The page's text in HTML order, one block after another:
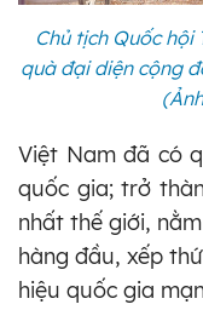
Chủ tịch Quốc hội
quà đại diện cộng
Việt Nam đã có
quốc gia; trở
nhất thế giới,
hàng đầu, xếp
hiệu quốc gia